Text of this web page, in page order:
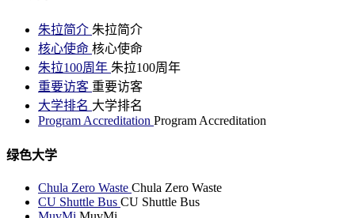
朱拉简介 朱拉简介
核心使命 核心使命
朱拉100周年 朱拉100周年
重要访客 重要访客
大学排名 大学排名
Program Accreditation Program Accreditation
绿色大学
Chula Zero Waste Chula Zero Waste
CU Shuttle Bus CU Shuttle Bus